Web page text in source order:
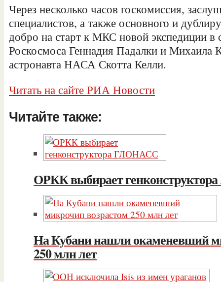
Через несколько часов госкомиссия,
специалистов, а также основного и
добро на старт к МКС новой экспедиции в
Роскосмоса Геннадия Падалки и Михаила
астронавта НАСА Скотта Келли.
Читать на сайте РИА Новости
Читайте также:
ОРКК выбирает
На Кубани нашли окаменевший
250 млн лет